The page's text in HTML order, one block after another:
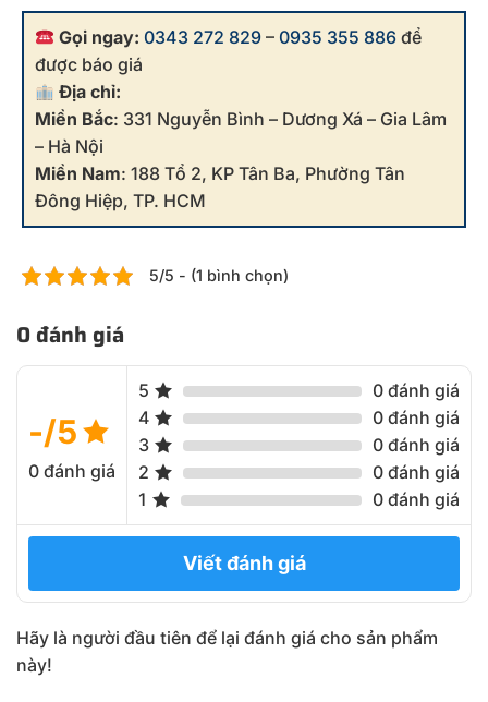
Gọi ngay: 0343 272 829 –0935 355 886 để
được báo giá
Địa chỉ:
Miền Bắc: 331 Nguyễn Bình – Dương Xá – Gia Lâm
– Hà Nội
Miền Nam: 188 Tổ 2, KP Tân Ba, Phường Tân
Đông Hiệp, TP. HCM
5/5 - (1 bình chọn)
0 đánh giá
-/5
0 đánh giá
5
0 đánh giá
4
0 đánh giá
3
0 đánh giá
2
0 đánh giá
1
0 đánh giá
Viết đánh giá
Hãy là người đầu tiên để lại đánh giá cho sản phẩm
này!